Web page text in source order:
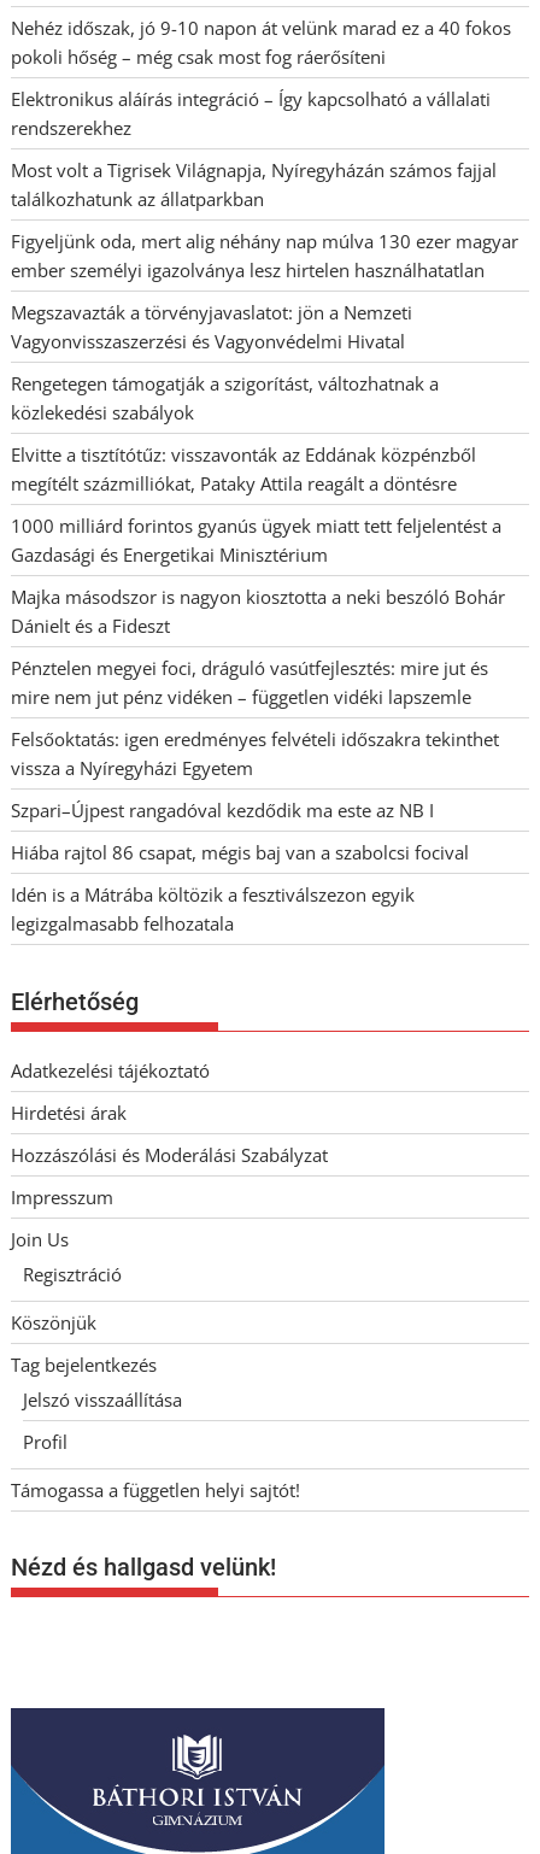
Nehéz időszak, jó 9-10 napon át velünk marad ez a 40 fokos
pokoli hőség – még csak most fog ráerősíteni
Elektronikus aláírás integráció – Így kapcsolható a vállalati
rendszerekhez
Most volt a Tigrisek Világnapja, Nyíregyházán számos fajjal
találkozhatunk az állatparkban
Figyeljünk oda, mert alig néhány nap múlva 130 ezer magyar
ember személyi igazolványa lesz hirtelen használhatatlan
Megszavazták a törvényjavaslatot: jön a Nemzeti
Vagyonvisszaszerzési és Vagyonvédelmi Hivatal
Rengetegen támogatják a szigorítást, változhatnak a
közlekedési szabályok
Elvitte a tisztítótűz: visszavonták az Eddának közpénzből
megítélt százmilliókat, Pataky Attila reagált a döntésre
1000 milliárd forintos gyanús ügyek miatt tett feljelentést a
Gazdasági és Energetikai Minisztérium
Majka másodszor is nagyon kiosztotta a neki beszóló Bohár
Dánielt és a Fideszt
Pénztelen megyei foci, dráguló vasútfejlesztés: mire jut és
mire nem jut pénz vidéken – független vidéki lapszemle
Felsőoktatás: igen eredményes felvételi időszakra tekinthet
vissza a Nyíregyházi Egyetem
Szpari–Újpest rangadóval kezdődik ma este az NB I
Hiába rajtol 86 csapat, mégis baj van a szabolcsi focival
Idén is a Mátrába költözik a fesztiválszezon egyik
legizgalmasabb felhozatala
Elérhetőség
Adatkezelési tájékoztató
Hirdetési árak
Hozzászólási és Moderálási Szabályzat
Impresszum
Join Us
Regisztráció
Köszönjük
Tag bejelentkezés
Jelszó visszaállítása
Profil
Támogassa a független helyi sajtót!
Nézd és hallgasd velünk!